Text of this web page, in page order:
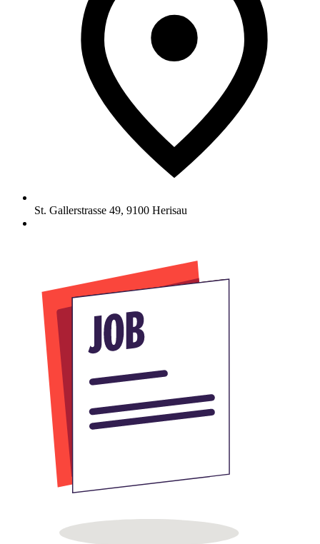
St. Gallerstrasse 49, 9100 Herisau